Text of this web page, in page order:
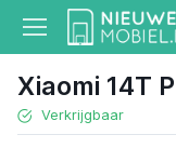
Xiaomi 14T
Verkrijgbaar